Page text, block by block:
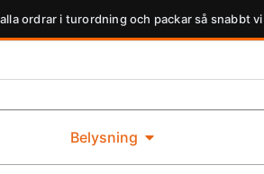
ordrar i turordning och packar så snabbt vi
Belysning